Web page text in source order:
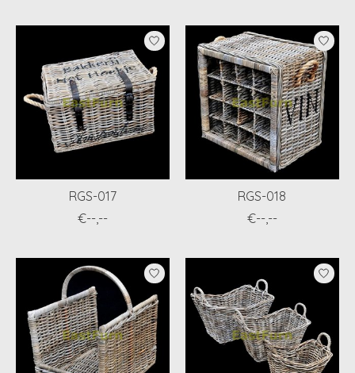
RGS-017
€--,--
RGS-018
€--,--